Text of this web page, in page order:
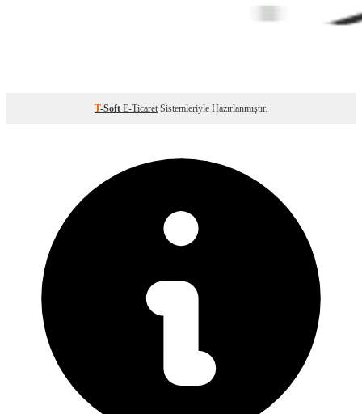
T-Soft E-Ticaret Sistemleriyle Hazırlanmıştır.